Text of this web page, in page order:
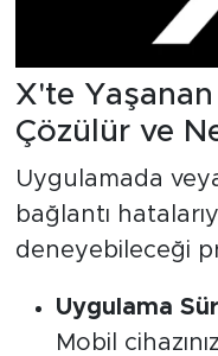
X'te Yaşanan
Çözülür ve
Uygulamada
bağlantı
deneyebileceği
Uygulama
Mobil